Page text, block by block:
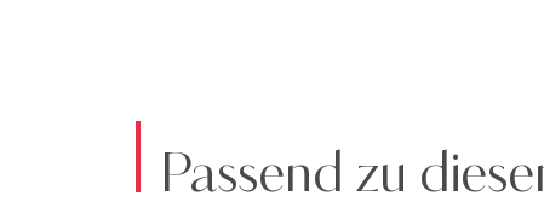
Passend zu